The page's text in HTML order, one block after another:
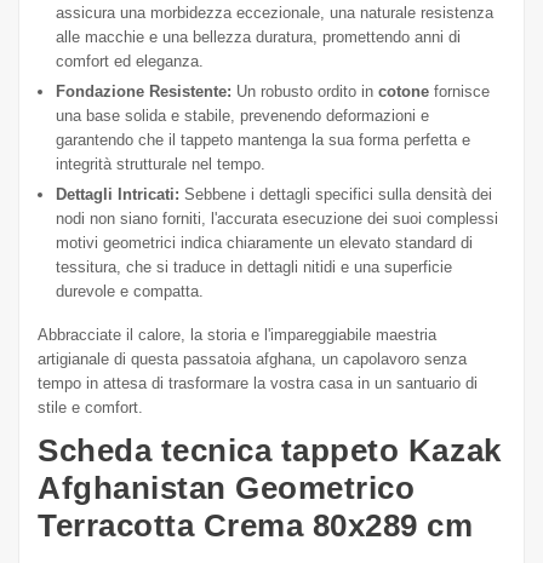
assicura una morbidezza eccezionale, una naturale resistenza
alle macchie e una bellezza duratura, promettendo anni di
comfort ed eleganza.
Fondazione Resistente: Un robusto ordito in cotone fornisce
una base solida e stabile, prevenendo deformazioni e
garantendo che il tappeto mantenga la sua forma perfetta e
integrità strutturale nel tempo.
Dettagli Intricati: Sebbene i dettagli specifici sulla densità dei
nodi non siano forniti, l'accurata esecuzione dei suoi complessi
motivi geometrici indica chiaramente un elevato standard di
tessitura, che si traduce in dettagli nitidi e una superficie
durevole e compatta.
Abbracciate il calore, la storia e l'impareggiabile maestria
artigianale di questa passatoia afghana, un capolavoro senza
tempo in attesa di trasformare la vostra casa in un santuario di
stile e comfort.
Scheda tecnica tappeto Kazak
Afghanistan Geometrico
Terracotta Crema 80x289 cm